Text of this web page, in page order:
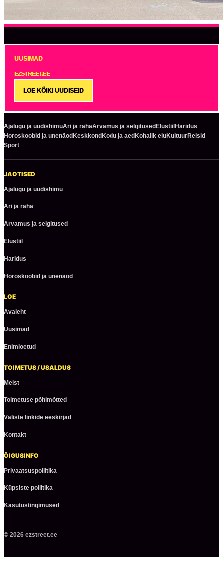
UUSIMAD
EZSTREET.EE
LOE KÕIKI UUDISEID
Ajalugu ja uudishimuÄri ja rahaArvamus ja selgitusedElustiilHaridus
Horoskoobid ja unenäodKeskkondKodu ja aedKohalik eluKultuurReisid
Sport
JAOTISED
Ajalugu ja uudishimu
Äri ja raha
Arvamus ja selgitused
Elustiil
Haridus
Horoskoobid ja unenäod
LOE
Avaleht
Uusimad
Enimloetud
TOIMETUS / USALDUS
Meist
Toimetuse põhimõtted
Väliste linkide eeskirjad
Kontakt
ÕIGUSINFO
Privaatsuspoliitika
Küpsiste poliitika
Kasutustingimused
© 2026 ezstreet.ee